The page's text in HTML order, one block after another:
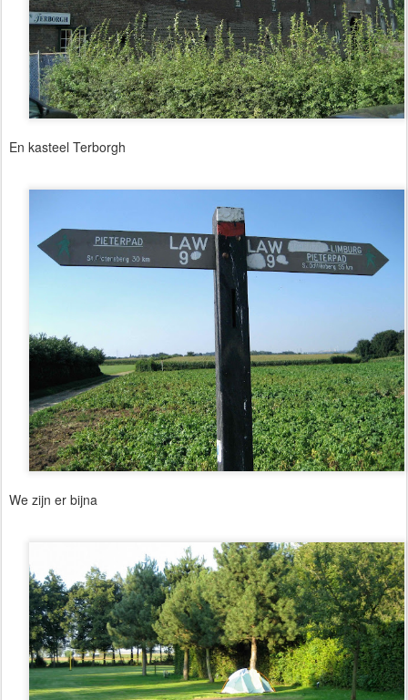
En kasteel Terborgh
We zijn er bijna